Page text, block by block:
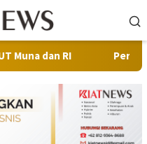
Perkuat Sinergi